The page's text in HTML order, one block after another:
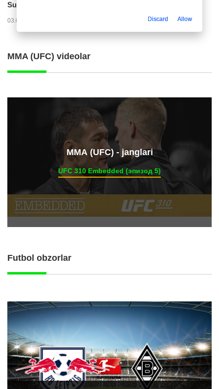
Superliga. "Dinamo" – "Neftchi" (matnli...
03.08.2026 20:32
MMA (UFC) videolar
ММА (UFC) - janglari
UFC 310 Embedded (эпизод 5)
Futbol obzorlar
Discard Allow